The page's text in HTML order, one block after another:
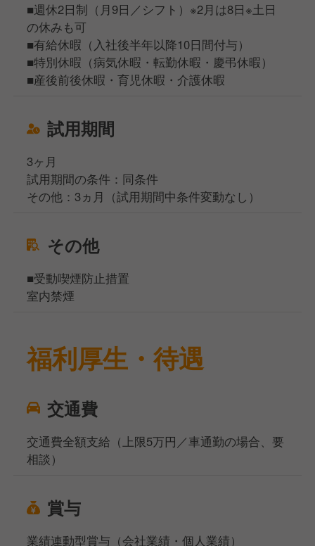
■週休2日制（月9日／シフト）※2月は8日※土日
の休みも可
■有給休暇（入社後半年以降10日間付与）
■特別休暇（病気休暇・転勤休暇・慶弔休暇）
■産後前後休暇・育児休暇・介護休暇
試用期間
3ヶ月
試用期間の条件：同条件
その他：3ヵ月（試用期間中条件変動なし）
その他
■受動喫煙防止措置
室内禁煙
福利厚生・待遇
交通費
交通費全額支給（上限5万円／車通勤の場合、要
相談）
賞与
業績連動型賞与（会社業績・個人業績）